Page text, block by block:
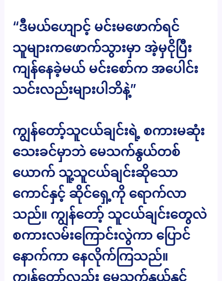
“ဒီမယ်ဟျောင့် မင်းမဖောက်ရင်
သူများကဖောက်သွားမှာ အဲ့မှငိုပြီး
ကျန်နေခဲ့မယ် မင်းစော်က အပေါင်း
သင်းလည်းများပါဘိနဲ့”
ကျွန်တော့်သူငယ်ချင်းရဲ့ စကားမဆုံး
သေးခင်မှာဘဲ မေသက်နွယ်တစ်
ယောက် သူ့သူငယ်ချင်းဆိုသော
ကောင်နှင့် ဆိုင်ရှေ့ကို ရောက်လာ
သည်။ ကျွန်တော့် သူငယ်ချင်းတွေလဲ
စကားလမ်းကြောင်းလွဲကာ ပြောင်
နောက်ကာ နေလိုက်ကြသည်။
ကျွန်တော်လည်း မေသက်နွယ်နှင့်